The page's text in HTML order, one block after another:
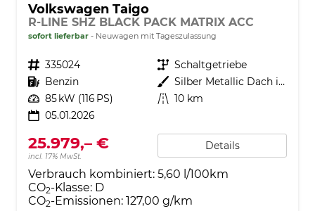
Volkswagen Taigo
R-LINE SHZ BLACK PACK MATRIX ACC
sofort lieferbar Neuwagen mit Tageszulassung
Fahrzeugnr. 335024 Getriebe Schaltgetriebe
Kraftstoff Benzin Außenfarbe
Silber Metallic Dach in Schwarz 8EA1
Leistung 85 kW (116 PS) Kilometerstand 10 km
05.01.2026
25.979,– €
incl. 17% MwSt.
Details
Verbrauch kombiniert: 5,60 l/100km
CO2-Klasse: D
CO2-Emissionen: 127,00 g/km